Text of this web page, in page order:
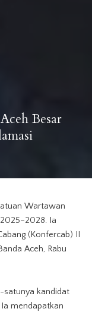
Besar
Wartawan
Ia
(Konfercab) II
Aceh, Rabu
satunya kandidat
mendapatkan